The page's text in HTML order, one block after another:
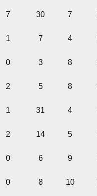
7 30 7
1 7 4
0 3 8
2 5 8
1 31 4
2 14 5
0 6 9
0 8 10